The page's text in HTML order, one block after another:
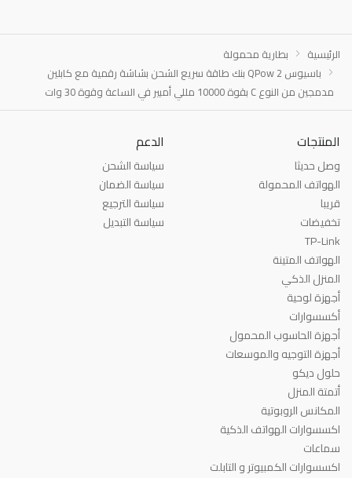
الرئيسية
بطارية محمولة
باسيوس QPow 2 بنك طاقة سريع الشحن بشاشة رقمية مع كابلين
مدمجين من النوع C بقوة 10000 مللي أمبير في الساعة وقوة 30 وات
المنتجات
وصل حديثا
الهواتف المحمولة
قريبا
تخفيضات
TP-Link
الهواتف المتينة
المنزل الذكي
أجهزة لوحية
أكسسوارات
أجهزة الحاسوب المحمول
أجهزة التوجيه والموسعات
حلول ديكو
أتمتة المنزل
المكانس الروبوتية
اكسسوارات الهواتف الذكية
سماعات
اكسسوارات الكمبيوتر و التابلت
الدعم
سياسة الشحن
سياسة الضمان
سياسة الترجيع
سياسة التبديل